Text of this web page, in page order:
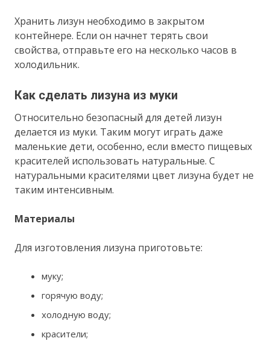
Хранить лизун необходимо в закрытом
контейнере. Если он начнет терять свои
свойства, отправьте его на несколько часов в
холодильник.
Как сделать лизуна из муки
Относительно безопасный для детей лизун
делается из муки. Таким могут играть даже
маленькие дети, особенно, если вместо пищевых
красителей использовать натуральные. С
натуральными красителями цвет лизуна будет не
таким интенсивным.
Материалы
Для изготовления лизуна приготовьте:
муку;
горячую воду;
холодную воду;
красители;